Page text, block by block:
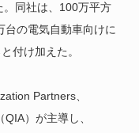
。同社は、100万平方
台の電気自動車向けに
付け加えた。
Partners、
）が主導し、